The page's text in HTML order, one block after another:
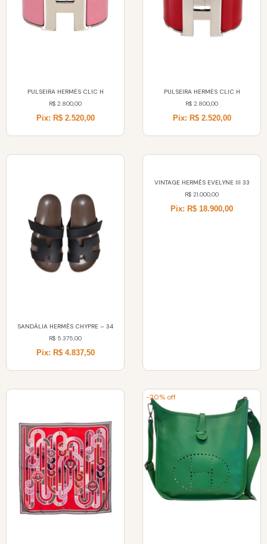
PULSEIRA HERMĖS CLIC H
R$ 2.800,00
Pix: R$ 2.520,00
PULSEIRA HERMĖS CLIC H
R$ 2.800,00
Pix: R$ 2.520,00
SANDÁLIA HERMÈS CHYPRE – 34
R$ 5.375,00
Pix: R$ 4.837,50
VINTAGE HERMÈS EVELYNE III 33
R$ 21.000,00
Pix: R$ 18.900,00
-20% off